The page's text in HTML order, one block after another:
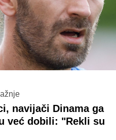
navijači Dinama ga
već dobili: "Rekli su